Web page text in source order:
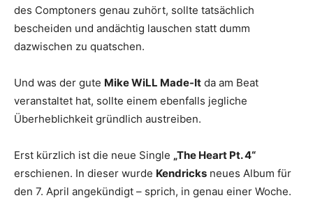
des Comptoners genau zuhört, sollte tatsächlich
bescheiden und andächtig lauschen statt dumm
dazwischen zu quatschen.
Und was der gute Mike WiLL Made-It da am Beat
veranstaltet hat, sollte einem ebenfalls jegliche
Überheblichkeit gründlich austreiben.
Erst kürzlich ist die neue Single „The Heart Pt. 4“
erschienen. In dieser wurde Kendricks neues Album für
den 7. April angekündigt – sprich, in genau einer Woche.